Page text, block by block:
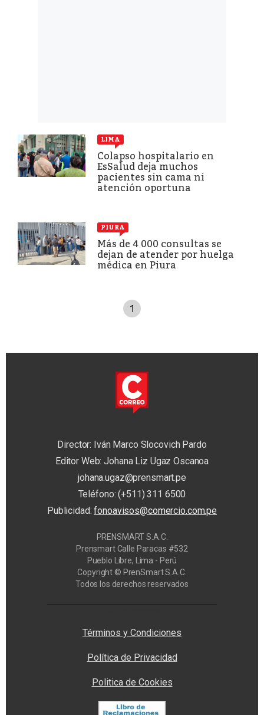
LIMA
Colapso hospitalario en
EsSalud deja muchos
pacientes sin cama ni
atención oportuna
PIURA
Más de 4 000 consultas se
dejan de atender por huelga
médica en Piura
1
Director: Iván Marco Slocovich Pardo
Editor Web: Johana Liz Ugaz Oscanoa
johana.ugaz@prensmart.pe
Teléfono: (+511) 311 6500
Publicidad:fonoavisos@comercio.com.pe
PRENSMART S.A.C.
Prensmart Calle Paracas #532
Pueblo Libre, Lima - Perú
Copyright © PrenSmart S.A.C.
Todos los derechos reservados
Términos y Condiciones
Política de Privacidad
Politica de Cookies